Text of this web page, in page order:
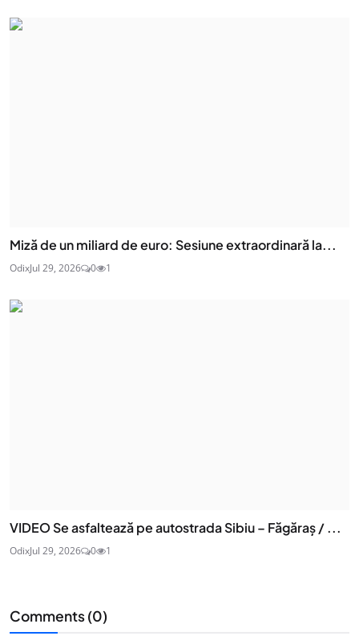
Miză de un miliard de euro: Sesiune extraordinară la...
OdixJul 29, 2026 0 1
VIDEO Se asfaltează pe autostrada Sibiu – Făgăraș / ...
OdixJul 29, 2026 0 1
Comments (0)